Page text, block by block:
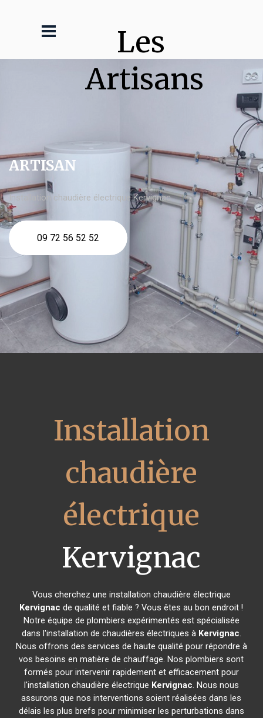
Les
Artisans
ARTISAN
Installation chaudière électrique Kervignac
09 72 56 52 52
Installation
chaudière
électrique
Kervignac
Vous cherchez une installation chaudière électrique
Kervignac de qualité et fiable ? Vous êtes au bon endroit !
Notre équipe de plombiers expérimentés est spécialisée
dans l'installation de chaudières électriques à Kervignac.
Nous offrons des services de haute qualité pour répondre à
vos besoins en matière de chauffage. Nos plombiers sont
formés pour intervenir rapidement et efficacement pour
l'installation chaudière électrique Kervignac. Nous nous
assurons que nos interventions soient réalisées dans les
délais les plus brefs pour minimiser les perturbations dans